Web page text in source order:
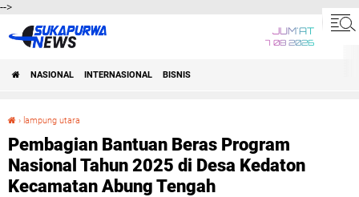
-->
JUM'AT
7 08 2026
NASIONAL INTERNASIONAL BISNIS
› lampung utara
Pembagian Bantuan Beras Program
Nasional Tahun 2025 di Desa Kedaton
Kecamatan Abung Tengah